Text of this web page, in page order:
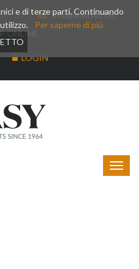
info@elyasy.com
ONLINE
LOGIN
e di terze parti. Continuando
Per saperne di più